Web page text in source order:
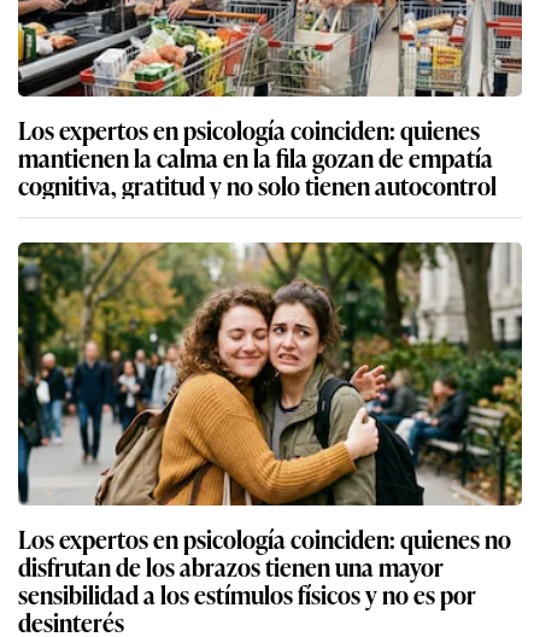
Los expertos en psicología coinciden: quienes
mantienen la calma en la fila gozan de empatía
cognitiva, gratitud y no solo tienen autocontrol
Los expertos en psicología coinciden: quienes no
disfrutan de los abrazos tienen una mayor
sensibilidad a los estímulos físicos y no es por
desinterés